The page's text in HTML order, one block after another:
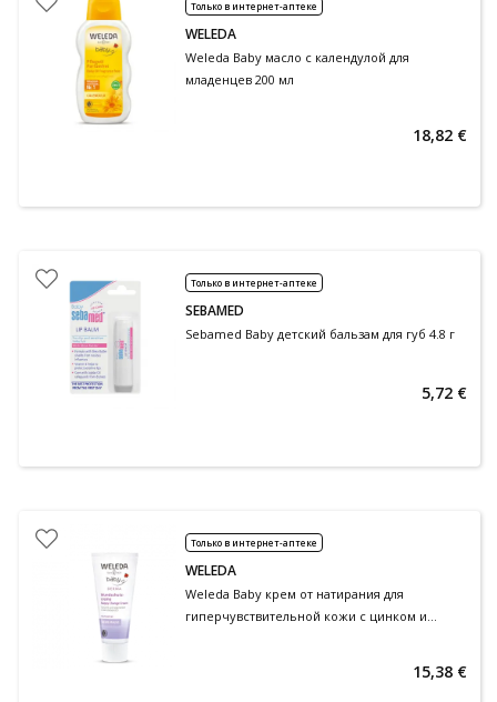
Только в интернет-аптеке
WELEDA
Weleda Baby масло с календулой для
младенцев 200 мл
18,82 €
Только в интернет-аптеке
SEBAMED
Sebamed Baby детский бальзам для губ 4.8 г
5,72 €
Только в интернет-аптеке
WELEDA
Weleda Baby крем от натирания для
гиперчувствительной кожи с цинком и
15,38 €